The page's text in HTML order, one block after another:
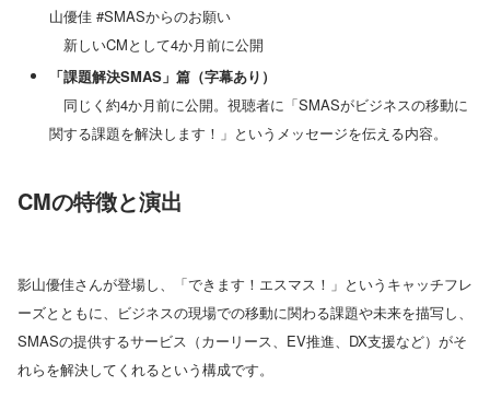
山優佳 #SMASからのお願い
新しいCMとして4か月前に公開
「課題解決SMAS」篇（字幕あり）
同じく約4か月前に公開。視聴者に「SMASがビジネスの移動に
関する課題を解決します！」というメッセージを伝える内容。
CMの特徴と演出
影山優佳さんが登場し、「できます！エスマス！」というキャッチフレ
ーズとともに、ビジネスの現場での移動に関わる課題や未来を描写し、
SMASの提供するサービス（カーリース、EV推進、DX支援など）がそ
れらを解決してくれるという構成です。